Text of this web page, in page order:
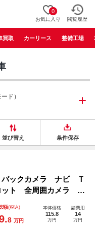
0
お気に入り 閲覧履歴
買取 カーリース 整備工場
ド）
並び替え 条件保存
ックカメラ ナビ Ｔ
ット 全周囲カメラ 衝
ドドア スマートキー
額(税込)
8 万円
本体価格
115.8
万円
諸費用
14
万円